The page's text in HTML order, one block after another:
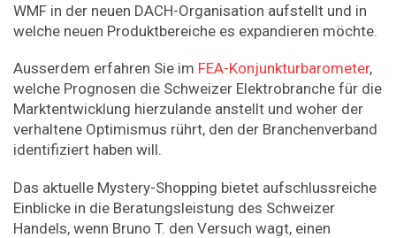
WMF in der neuen DACH-­Organisation aufstellt und in
welche neuen Produktbereiche es expandieren möchte.
Ausserdem erfahren Sie im FEA-Konjunkturbarometer,
welche Prognosen die Schweizer Elektrobranche für die
Marktentwicklung hierzulande anstellt und woher der
verhaltene Optimismus rührt, den der Branchenverband
identifiziert haben will.
Das aktuelle Mystery-Shopping bietet aufschlussreiche
Einblicke in die Beratungsleistung des Schweizer
Handels, wenn Bruno T. den Versuch wagt, einen